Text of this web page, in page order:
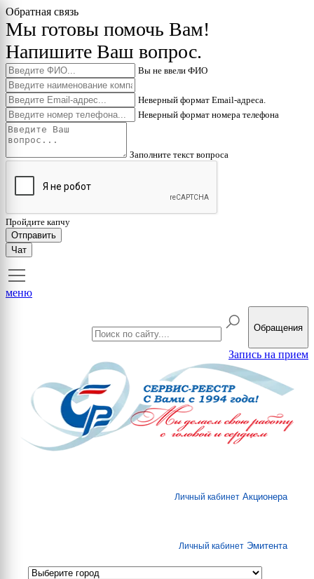
Обратная связь
Мы готовы помочь Вам!
Напишите Ваш вопрос.
Вы не ввели ФИО
Неверный формат Email-адреса.
Неверный формат номера телефона
Заполните текст вопроса
Пройдите капчу
Отправить
Чат
меню
Обращения
Запись на прием
Личный кабинет Акционера
Личный кабинет Эмитента